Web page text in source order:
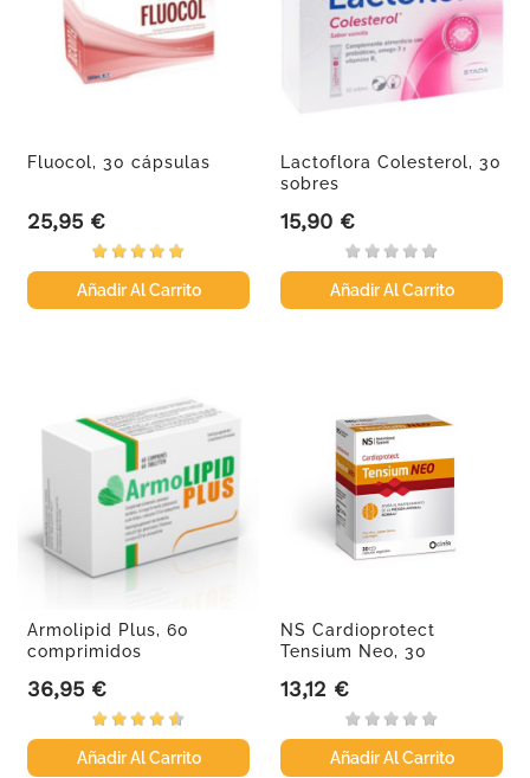
Fluocol, 30 cápsulas
Precio
25,95 €
Añadir Al Carrito
Lactoflora Colesterol, 30
sobres
Precio
15,90 €
Añadir Al Carrito
Armolipid Plus, 60
comprimidos
Precio
36,95 €
Añadir Al Carrito
NS Cardioprotect
Tensium Neo, 30
Precio
13,12 €
Añadir Al Carrito